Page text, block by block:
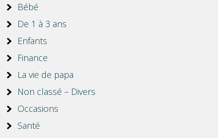
Bébé
De 1 à 3 ans
Enfants
Finance
La vie de papa
Non classé – Divers
Occasions
Santé